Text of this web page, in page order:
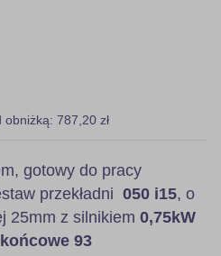
787,20 zł
gotowy do pracy
przekładni 050 i15, o
25mm z silnikiem 0,75kW
93